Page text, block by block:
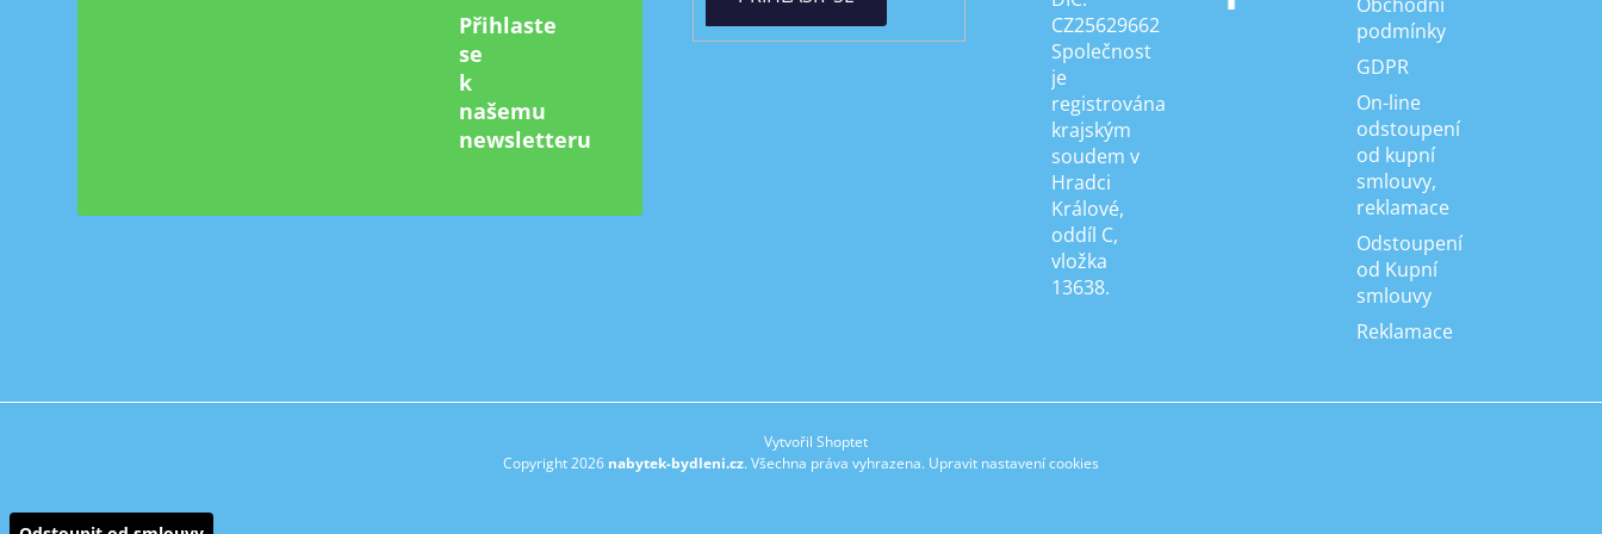
Přihlaste
se
k
našemu
newsletteru
CZ25629662
Společnost
je
registrována
krajským
soudem v
Hradci
Králové,
oddíl C,
vložka
13638.
podmínky
GDPR
On-line
odstoupení
od kupní
smlouvy,
reklamace
Odstoupení
od Kupní
smlouvy
Reklamace
Vytvořil Shoptet
Copyright 2026 nabytek-bydleni.cz. Všechna práva vyhrazena. Upravit nastavení cookies